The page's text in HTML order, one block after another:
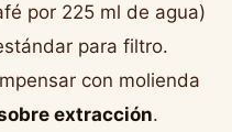
por 225 ml de agua)
para filtro.
con molienda
extracción.